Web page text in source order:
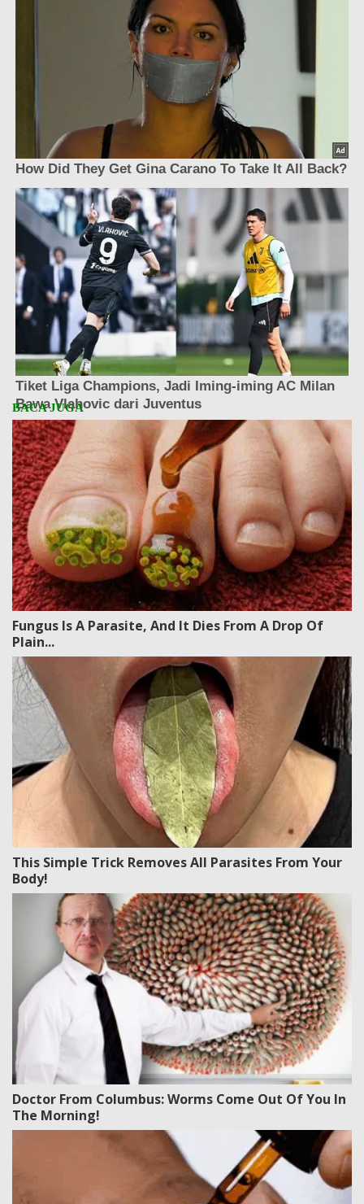
Fungus Is A Parasite, And It Dies From A Drop Of
Plain...
This Simple Trick Removes All Parasites From Your
Body!
Doctor From Columbus: Worms Come Out Of You In
The Morning!